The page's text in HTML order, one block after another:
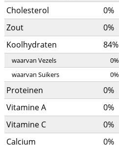
Cholesterol 0%
Zout
0%
Koolhydraten
84%
waarvan Vezels 0%
waarvan Suikers
0%
Proteinen 0%
Vitamine A
0%
Vitamine C
0%
Calcium
0%